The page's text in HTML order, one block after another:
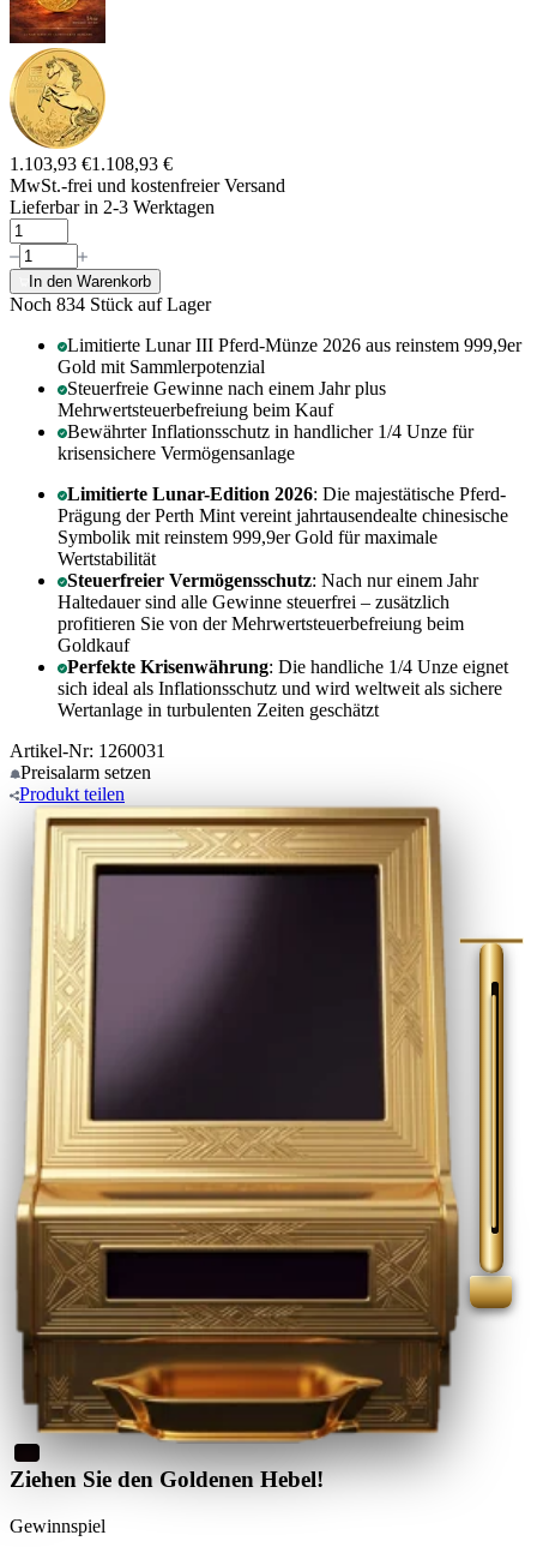
1.103,93 €1.108,93 €
MwSt.-frei und kostenfreier Versand
Lieferbar in 2-3 Werktagen
In den Warenkorb
Noch 834 Stück auf Lager
Limitierte Lunar III Pferd-Münze 2026 aus reinstem 999,9er
Gold mit Sammlerpotenzial
Steuerfreie Gewinne nach einem Jahr plus
Mehrwertsteuerbefreiung beim Kauf
Bewährter Inflationsschutz in handlicher 1/4 Unze für
krisensichere Vermögensanlage
Limitierte Lunar-Edition 2026: Die majestätische Pferd-
Prägung der Perth Mint vereint jahrtausendealte chinesische
Symbolik mit reinstem 999,9er Gold für maximale
Wertstabilität
Steuerfreier Vermögensschutz: Nach nur einem Jahr
Haltedauer sind alle Gewinne steuerfrei – zusätzlich
profitieren Sie von der Mehrwertsteuerbefreiung beim
Goldkauf
Perfekte Krisenwährung: Die handliche 1/4 Unze eignet
sich ideal als Inflationsschutz und wird weltweit als sichere
Wertanlage in turbulenten Zeiten geschätzt
Artikel-Nr: 1260031
Preisalarm setzen
Produkt teilen
Ziehen Sie den Goldenen Hebel!
Gewinnspiel